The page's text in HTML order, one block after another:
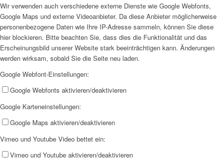
Wir verwenden auch verschiedene externe Dienste wie Google Webfonts,
Google Maps und externe Videoanbieter. Da diese Anbieter möglicherweise
personenbezogene Daten wie Ihre IP-Adresse sammeln, können Sie diese
hier blockieren. Bitte beachten Sie, dass dies die Funktionalität und das
Erscheinungsbild unserer Website stark beeinträchtigen kann. Änderungen
werden wirksam, sobald Sie die Seite neu laden.
Google Webfont-Einstellungen:
Google Webfonts aktivieren/deaktivieren
Google Karteneinstellungen:
Google Maps aktivieren/deaktivieren
Vimeo und Youtube Video bettet ein:
Vimeo und Youtube aktivieren/deaktivieren